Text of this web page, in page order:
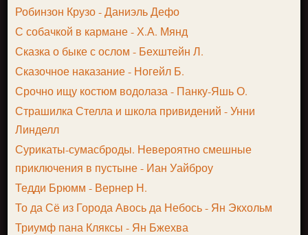
Робинзон Крузо - Даниэль Дефо
С собачкой в кармане - Х.А. Мянд
Сказка о быке с ослом - Бехштейн Л.
Сказочное наказание - Ногейл Б.
Срочно ищу костюм водолаза - Панку-Яшь О.
Страшилка Стелла и школа привидений - Унни
Линделл
Сурикаты-сумасброды. Невероятно смешные
приключения в пустыне - Иан Уайброу
Тедди Брюмм - Вернер Н.
То да Сё из Города Авось да Небось - Ян Экхольм
Триумф пана Кляксы - Ян Бжехва